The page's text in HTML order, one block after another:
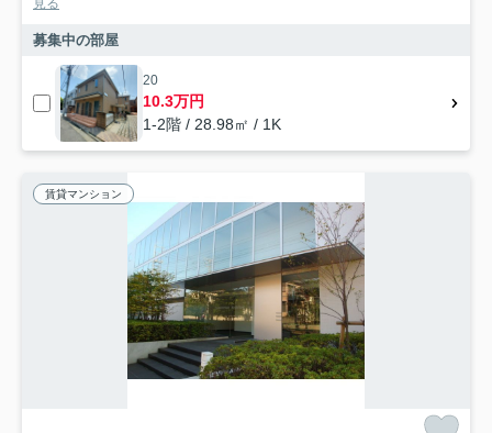
見る
募集中の部屋
20
10.3万円
1-2階 / 28.98㎡ / 1K
賃貸マンション